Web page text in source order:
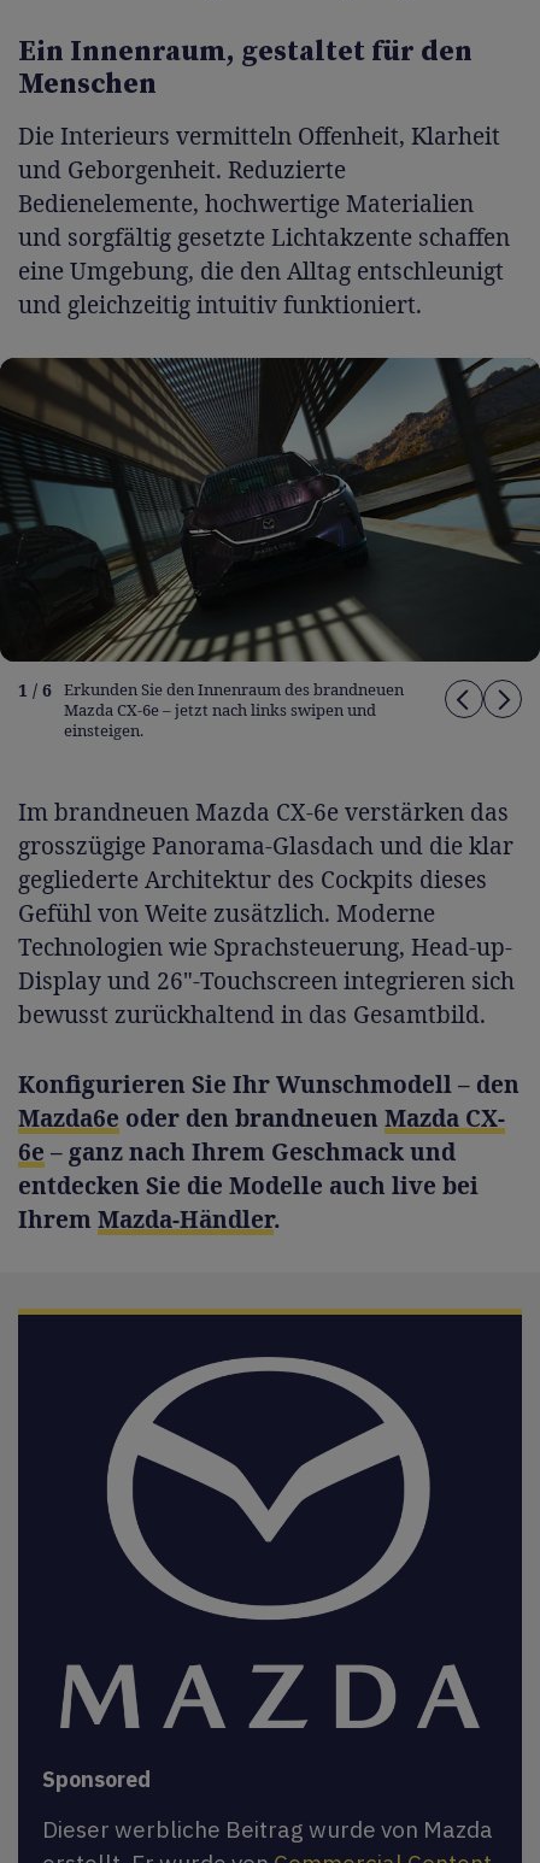
Ein Innenraum, gestaltet für den
Menschen
Die Interieurs vermitteln Offenheit, Klarheit
und Geborgenheit. Reduzierte
Bedienelemente, hochwertige Materialien
und sorgfältig gesetzte Lichtakzente schaffen
eine Umgebung, die den Alltag entschleunigt
und gleichzeitig intuitiv funktioniert.
1 / 6 Erkunden Sie den Innenraum des brandneuen
Mazda CX-6e – jetzt nach links swipen und
einsteigen.
Im brandneuen Mazda CX-6e verstärken das
grosszügige Panorama-Glasdach und die klar
gegliederte Architektur des Cockpits dieses
Gefühl von Weite zusätzlich. Moderne
Technologien wie Sprachsteuerung, Head-up-
Display und 26"-Touchscreen integrieren sich
bewusst zurückhaltend in das Gesamtbild.
Konfigurieren Sie Ihr Wunschmodell – den
Mazda6e oder den brandneuen Mazda CX-
6e – ganz nach Ihrem Geschmack und
entdecken Sie die Modelle auch live bei
IhremMazda-Händler.
Sponsored
Dieser werbliche Beitrag wurde von Mazda